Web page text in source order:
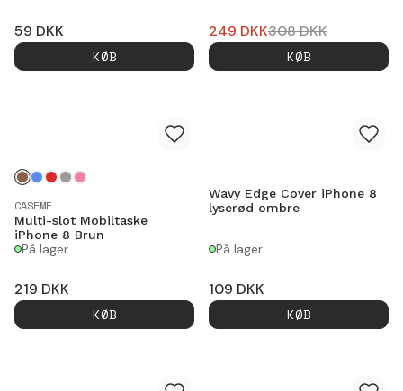
59 DKK
KØB
249 DKK308DKK
KØB
CASEME
Multi-slot Mobiltaske
iPhone 8 Brun
På lager
219 DKK
KØB
Wavy Edge Cover iPhone 8
lyserød ombre
På lager
109 DKK
KØB